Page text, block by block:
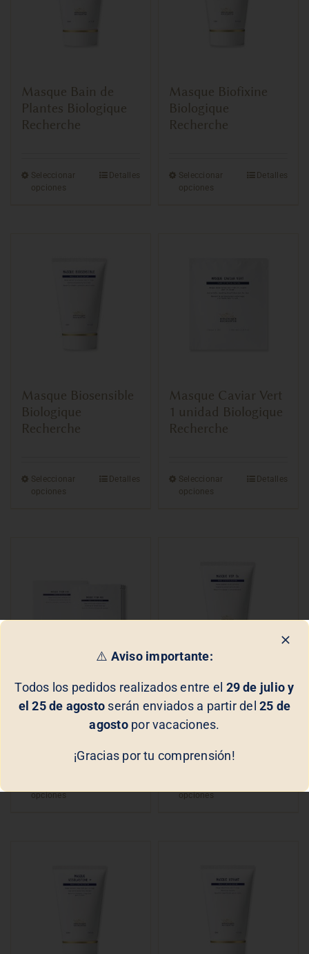
Masque Bain de
Plantes Biologique
Recherche
Seleccionar
opciones
Detalles
Masque Biofixine
Biologique
Recherche
Seleccionar
opciones
Detalles
Masque Biosensible
Biologique
Recherche
Seleccionar
opciones
Detalles
Masque Caviar Vert
1 unidad Biologique
Recherche
Seleccionar
opciones
Detalles
Masque PIGM 400
Biologique
opciones
Masque VIP O2
Biologique
Recherche
opciones
⚠️ Aviso importante:
Todos los pedidos realizados entre el 29 de julio y
el 25 de agosto serán enviados a partir del25 de
agostopor vacaciones.
¡Gracias por tu comprensión!